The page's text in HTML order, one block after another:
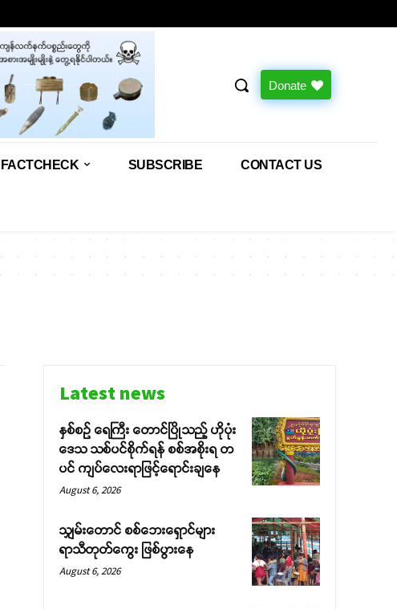
Donate
FACTCHECK SUBSCRIBE CONTACT US
Latest news
နှစ်စဉ် ရေကြီး တောင်ပြိုသည့် ဟိုပုံး
ဒေသ သစ်ပင်စိုက်ရန် စစ်အစိုးရ တ
ပင် ကျပ်လေးရာဖြင့်ရောင်းချနေ
August 6, 2026
သျှမ်းတောင် စစ်ဘေးရှောင်များ
ရာသီတုတ်ကွေး ဖြစ်ပွားနေ
August 6, 2026